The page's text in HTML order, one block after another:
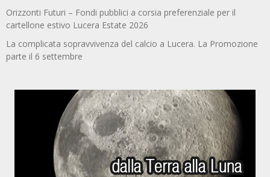
Orizzonti Futuri – Fondi pubblici a corsia preferenziale per il
cartellone estivo Lucera Estate 2026
La complicata sopravvivenza del calcio a Lucera. La Promozione
parte il 6 settembre